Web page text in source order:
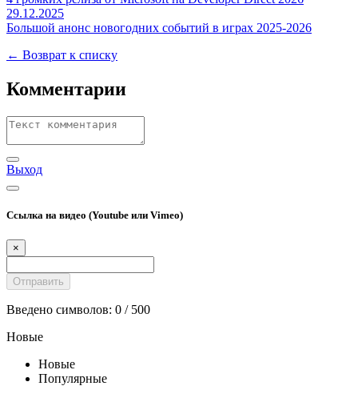
29.12.2025
Большой анонс новогодних событий в играх 2025-2026
← Возврат к списку
Комментарии
Выход
Ссылка на видео (Youtube или Vimeo)
×
Введено символов: 0 / 500
Новые
Новые
Популярные